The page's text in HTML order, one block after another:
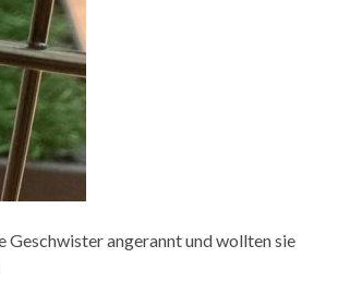
angerannt und wollten sie